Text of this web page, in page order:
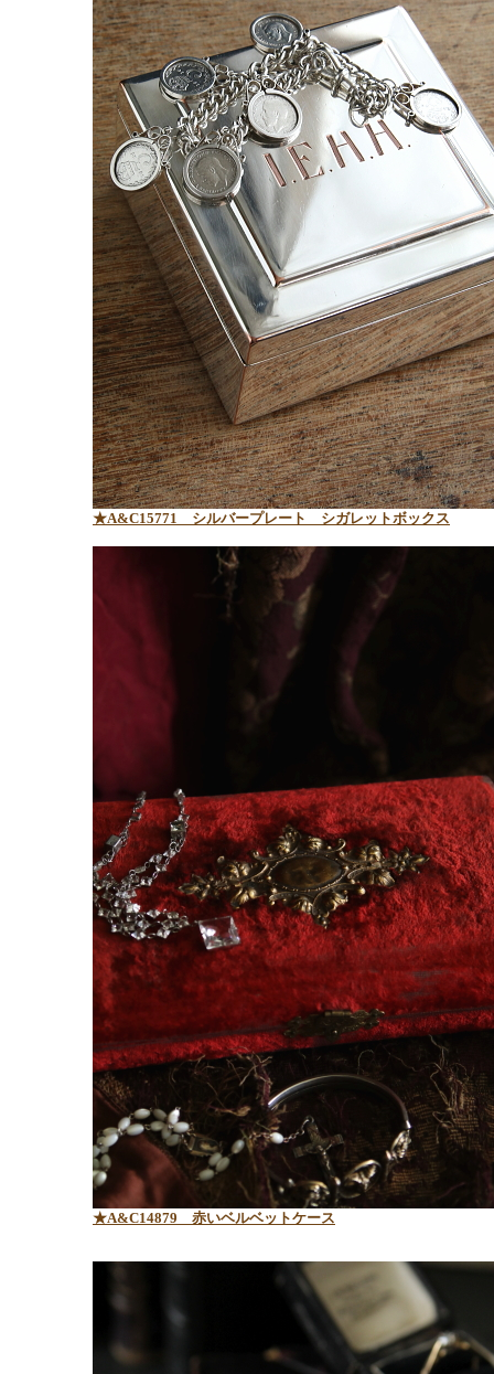
★A&C15771 シルバープレート シガレットボックス
★A&C14879 赤いベルベットケース